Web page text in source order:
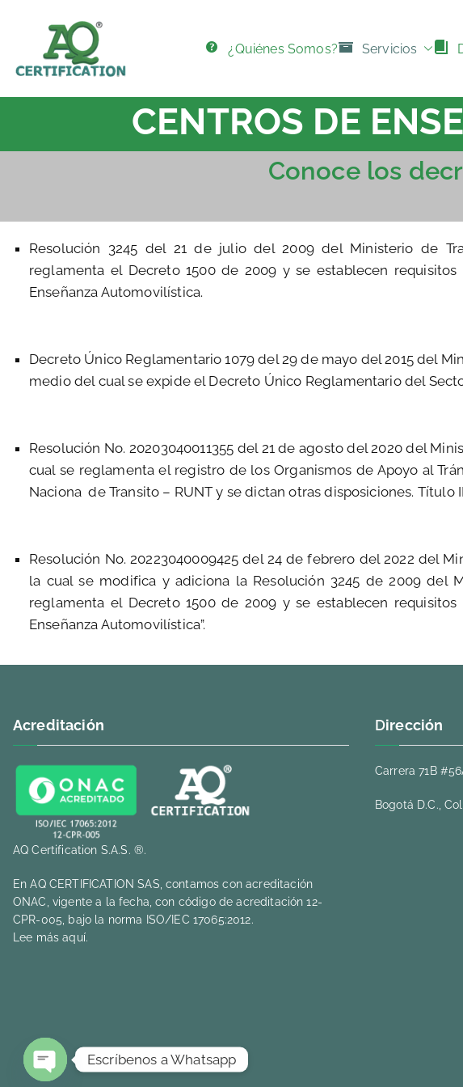
AQ Certification
¿Quiénes Somos? Servicios
CENTROS DE
Conoce los
Resolución 3245 del 21 de julio del 2009 del Ministerio de
reglamenta el Decreto 1500 de 2009 y se establecen
Enseñanza Automovilística.
Decreto Único Reglamentario 1079 del 29 de mayo del 2015 del
medio del cual se expide el Decreto Único Reglamentario del
Resolución No. 20203040011355 del 21 de agosto del 2020 del
cual se reglamenta el registro de los Organismos de Apoyo al
Naciona de Transito – RUNT y se dictan otras disposiciones. Título
Resolución No. 20223040009425 del 24 de febrero del 2022 del
la cual se modifica y adiciona la Resolución 3245 de 2009 del
reglamenta el Decreto 1500 de 2009 y se establecen
Enseñanza Automovilística”.
Acreditación
AQ Certification S.A.S. ®.
En AQ CERTIFICATION SAS, contamos con acreditación
ONAC, vigente a la fecha, con código de acreditación 12-
CPR-005, bajo la norma ISO/IEC 17065:2012.
Lee más aquí.
Dirección
Carrera 71B
Bogotá D.C.,
Escríbenos a Whatsapp